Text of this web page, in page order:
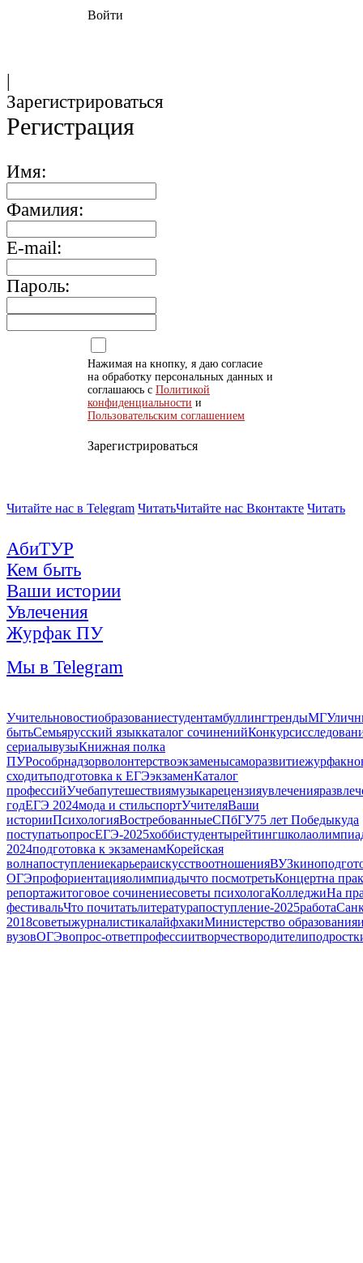
Войти
|
Зарегистрироваться
Регистрация
Имя:
Фамилия:
E-mail:
Пароль:
Нажимая на кнопку, я даю согласие
на обработку персональных данных и
соглашаюсь с Политикой
конфиденциальности и
Пользовательским соглашением
Зарегистрироваться
Читайте нас в Telegram ЧитатьЧитайте нас Вконтакте Читать
АбиТУР
Кем быть
Ваши истории
Увлечения
Журфак ПУ
Мы в Telegram
УчительновостиобразованиестудентамбуллингтрендыМГУ
бытьСемьярусский языккаталог сочиненийКонкурс
сериалывузыКнижная полка
ПУРособрнадзорволонтерствоэкзаменысаморазвитиежурфак
сходитьподготовка к ЕГЭэкзаменКаталог
профессийУчебапутешествиямузыкарецензияувлечения
годЕГЭ 2024мода и стильспортУчителяВаши
историиПсихологияВостребованныеСПбГУ75 лет Победыкуда
поступатьопросЕГЭ-2025хоббистудентырейтингшкола
2024подготовка к экзаменамКорейская
волнапоступлениекарьераискусствоотношенияВУЗкино
ОГЭпрофориентацияолимпиадычто посмотретьКонцертна
репортажитоговое сочинениесоветы психологаКолледжиНа
фестивальЧто почитатьлитературапоступление-2025работа
2018советыжурналистикалайфхакиМинистерство образования
вузовОГЭвопрос-ответпрофессиитворчествородители